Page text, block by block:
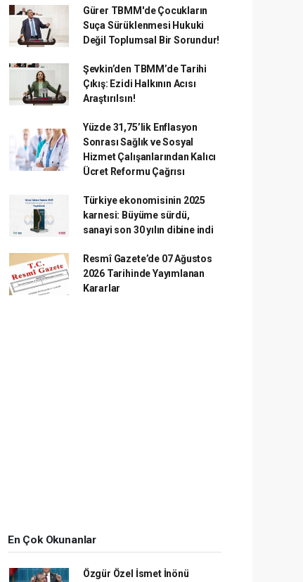
Gürer TBMM'de Çocukların
Suça Sürüklenmesi Hukuki
Değil Toplumsal Bir Sorundur!
Şevkin’den TBMM’de Tarihi
Çıkış: Ezidi Halkının Acısı
Araştırılsın!
Yüzde 31,75’lik Enflasyon
Sonrası Sağlık ve Sosyal
Hizmet Çalışanlarından Kalıcı
Ücret Reformu Çağrısı
Türkiye ekonomisinin 2025
karnesi: Büyüme sürdü,
sanayi son 30 yılın dibine indi
Resmî Gazete’de 07 Ağustos
2026 Tarihinde Yayımlanan
Kararlar
En Çok Okunanlar
Özgür Özel İsmet İnönü